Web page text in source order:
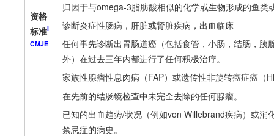
资格
标准I
CMJE
归因于与omega-3脂肪酸相似的化学或生物形成的鱼类
诊断炎症性肠病，肝脏或肾脏疾病，出血临床
任何事先诊断出胃肠道癌（包括食管，小肠，结肠，
外）在过去三年内都进行了任何积极治疗。
家族性腺瘤性息肉病（FAP）或遗传性非旋转癌症癌（
在先前的结肠镜检查中未完全去除的任何腺瘤。
已知的出血趋势/状况（例如von​​ Willebrand疾病）或
禁忌症的病史。